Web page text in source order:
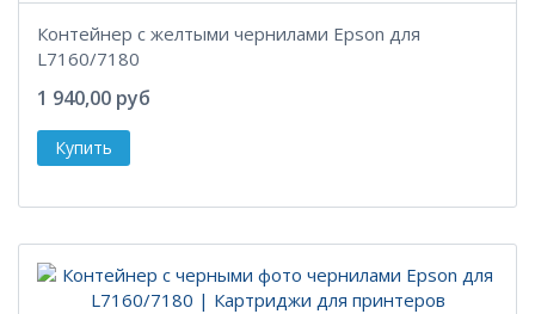
Контейнер с желтыми чернилами Epson для
L7160/7180
1 940,00 руб